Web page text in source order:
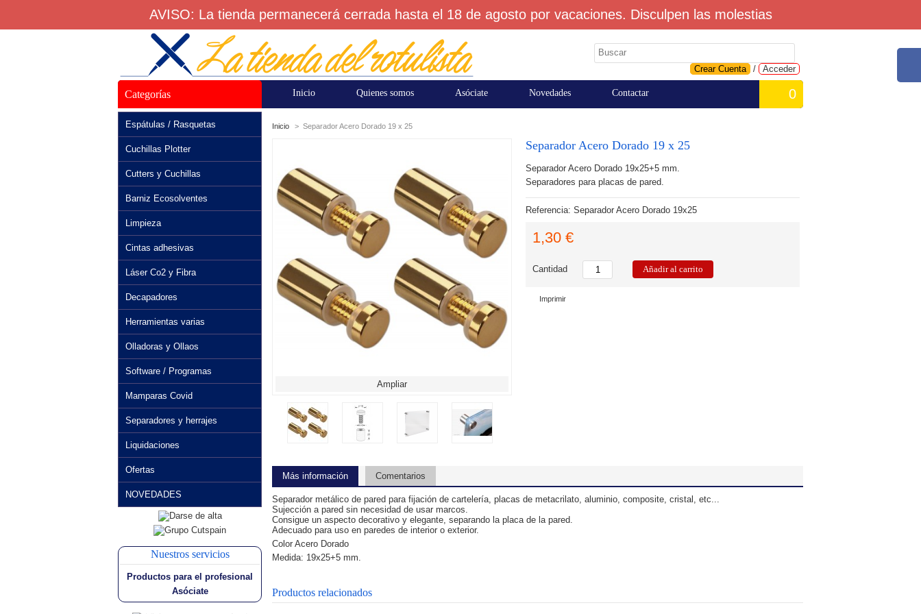
AVISO: La tienda permanecerá cerrada hasta el 18 de agosto por vacaciones. Disculpen las molestias
Inicio Quienes somos Asóciate Novedades Contactar
Crear Cuenta / Acceder
0
Categorías
Espátulas / Rasquetas
Cuchillas Plotter
Cutters y Cuchillas
Barniz Ecosolventes
Limpieza
Cintas adhesivas
Láser Co2 y Fibra
Decapadores
Herramientas varias
Olladoras y Ollaos
Software / Programas
Mamparas Covid
Separadores y herrajes
Liquidaciones
Ofertas
NOVEDADES
Nuestros servicios
Productos para el profesional
Asóciate
Inicio > Separador Acero Dorado 19 x 25
Ampliar
Separador Acero Dorado 19 x 25
Separador Acero Dorado 19x25+5 mm.
Separadores para placas de pared.
Referencia: Separador Acero Dorado 19x25
1,30 €
Cantidad
Imprimir
Más información Comentarios
Separador metálico de pared para fijación de cartelería, placas de metacrilato, aluminio, composite, cristal, etc...
Sujección a pared sin necesidad de usar marcos.
Consigue un aspecto decorativo y elegante, separando la placa de la pared.
Adecuado para uso en paredes de interior o exterior.
Color Acero Dorado
Medida: 19x25+5 mm.
Productos relacionados